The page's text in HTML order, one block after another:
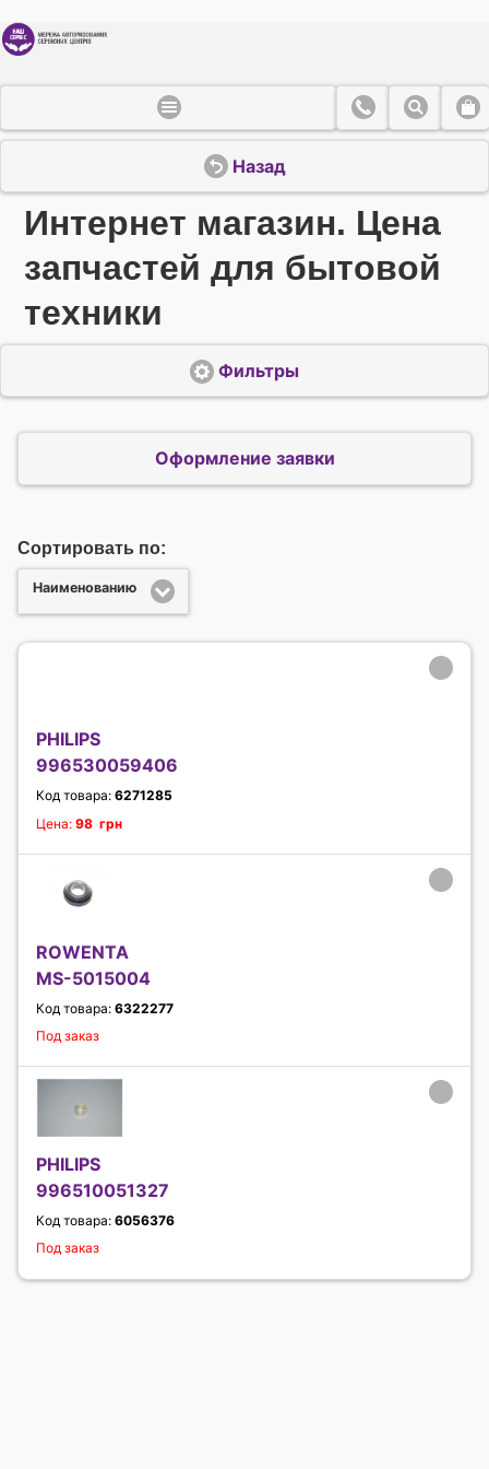
Назад
Интернет магазин. Цена
запчастей для бытовой
техники
Фильтры
Оформление заявки
Сортировать по:
Наименованию
PHILIPS
996530059406
Код товара: 6271285
Цена: 98 грн
ROWENTA
MS-5015004
Код товара: 6322277
Под заказ
PHILIPS
996510051327
Код товара: 6056376
Под заказ